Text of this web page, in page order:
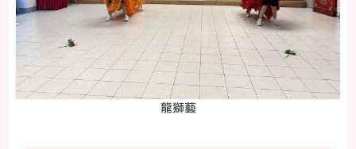
龍獅藝